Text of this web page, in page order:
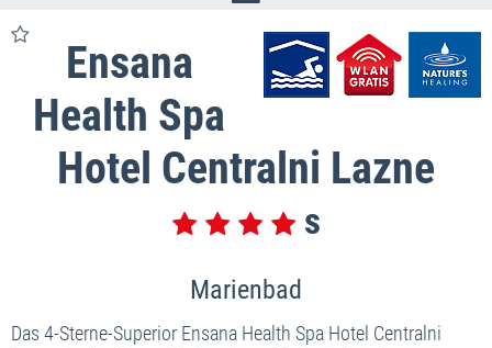
Ensana
Health Spa
Hotel Centralni Lazne
Marienbad
Das 4-Sterne-Superior Ensana Health Spa Hotel Centralni